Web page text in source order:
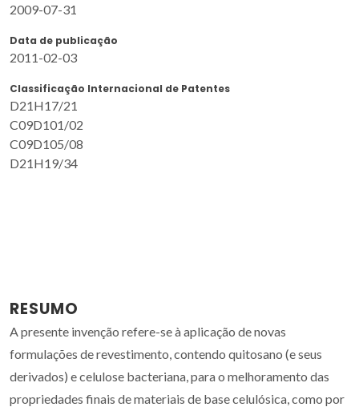
2009-07-31
Data de publicação
2011-02-03
Classificação Internacional de Patentes
D21H17/21
C09D101/02
C09D105/08
D21H19/34
RESUMO
A presente invenção refere-se à aplicação de novas
formulações de revestimento, contendo quitosano (e seus
derivados) e celulose bacteriana, para o melhoramento das
propriedades finais de materiais de base celulósica, como por